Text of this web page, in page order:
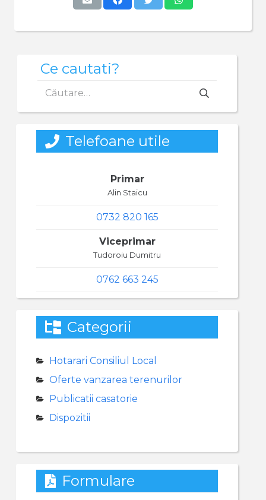
Ce cautati?
după:
Telefoane utile
Primar
Alin Staicu
0732 820 165
Viceprimar
Tudoroiu Dumitru
0762 663 245
Categorii
Hotarari Consiliul Local
Oferte vanzarea terenurilor
Publicatii casatorie
Dispozitii
Formulare